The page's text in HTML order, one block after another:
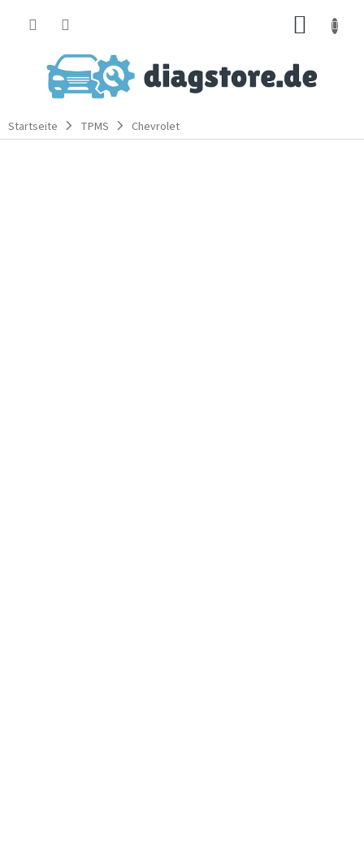
Startseite TPMS Chevrolet